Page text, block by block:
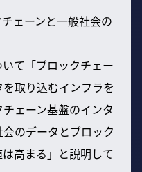
ェーンと一般社会の
て「ブロックチェー
取り込むインフラを
ェーン基盤のインタ
のデータとブロック
高まる」と説明して